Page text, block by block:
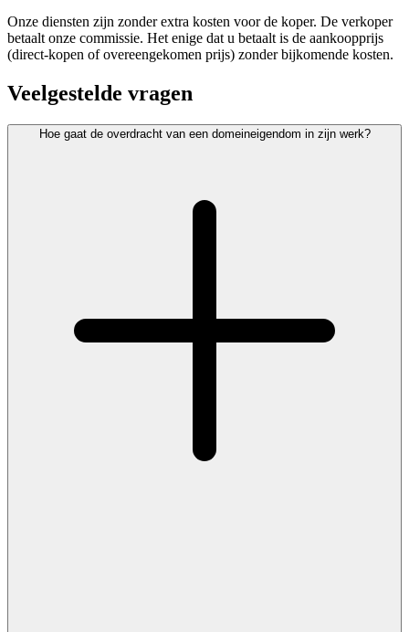
Onze diensten zijn zonder extra kosten voor de koper. De verkoper
betaalt onze commissie. Het enige dat u betaalt is de aankoopprijs
(direct-kopen of overeengekomen prijs) zonder bijkomende kosten.
Veelgestelde vragen
Hoe gaat de overdracht van een domeineigendom in zijn werk?